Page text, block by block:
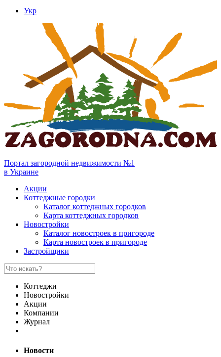
Укр
Портал загородной недвижимости №1
в Украине
Акции
Коттеджные городки
Каталог коттеджных городков
Карта коттеджных городков
Новостройки
Каталог новостроек в пригороде
Карта новостроек в пригороде
Застройщики
Коттеджи
Новостройки
Акции
Компании
Журнал
Новости